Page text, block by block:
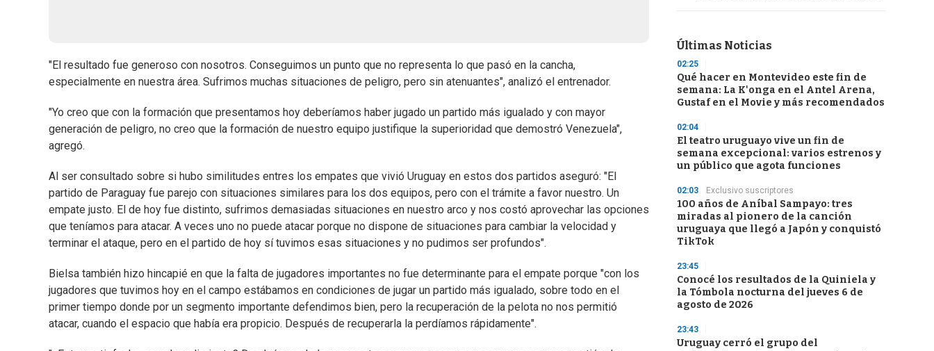
"El resultado fue generoso con nosotros. Conseguimos un punto que no representa lo que pasó en la cancha,
especialmente en nuestra área. Sufrimos muchas situaciones de peligro, pero sin atenuantes", analizó el entrenador.
"Yo creo que con la formación que presentamos hoy deberíamos haber jugado un partido más igualado y con mayor
generación de peligro, no creo que la formación de nuestro equipo justifique la superioridad que demostró Venezuela",
agregó.
Al ser consultado sobre si hubo similitudes entres los empates que vivió Uruguay en estos dos partidos aseguró: "El
partido de Paraguay fue parejo con situaciones similares para los dos equipos, pero con el trámite a favor nuestro. Un
empate justo. El de hoy fue distinto, sufrimos demasiadas situaciones en nuestro arco y nos costó aprovechar las opciones
que teníamos para atacar. A veces uno no puede atacar porque no dispone de situaciones para cambiar la velocidad y
terminar el ataque, pero en el partido de hoy sí tuvimos esas situaciones y no pudimos ser profundos".
Bielsa también hizo hincapié en que la falta de jugadores importantes no fue determinante para el empate porque "con los
jugadores que tuvimos hoy en el campo estábamos en condiciones de jugar un partido más igualado, sobre todo en el
primer tiempo donde por un segmento importante defendimos bien, pero la recuperación de la pelota no nos permitió
atacar, cuando el espacio que había era propicio. Después de recuperarla la perdíamos rápidamente".
Últimas Noticias
02:25
Qué hacer en Montevideo este fin de
semana: La K'onga en el Antel Arena,
Gustaf en el Movie y más recomendados
02:04
El teatro uruguayo vive un fin de
semana excepcional: varios estrenos y
un público que agota funciones
02:03 Exclusivo suscriptores
100 años de Aníbal Sampayo: tres
miradas al pionero de la canción
uruguaya que llegó a Japón y conquistó
TikTok
23:45
Conocé los resultados de la Quiniela y
la Tómbola nocturna del jueves 6 de
agosto de 2026
23:43
Uruguay cerró el grupo del